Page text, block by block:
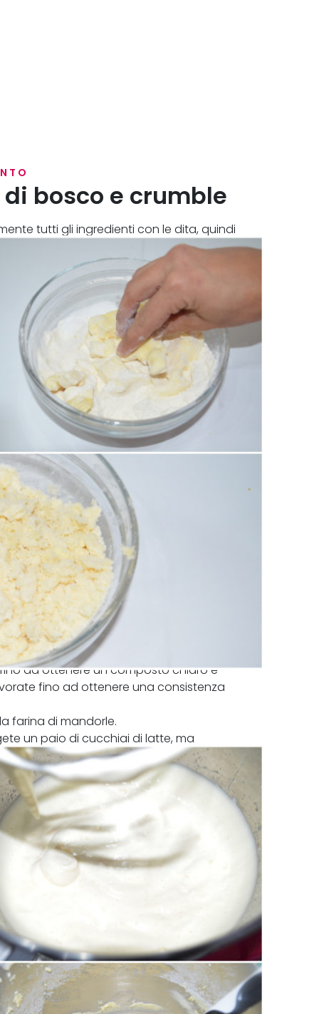
bosco e crumble
tutti gli ingredienti con le dita, quindi
ad ottenere un composto chiaro e
fino ad ottenere una consistenza
farina di mandorle.
un paio di cucchiai di latte, ma
troppo fluido.